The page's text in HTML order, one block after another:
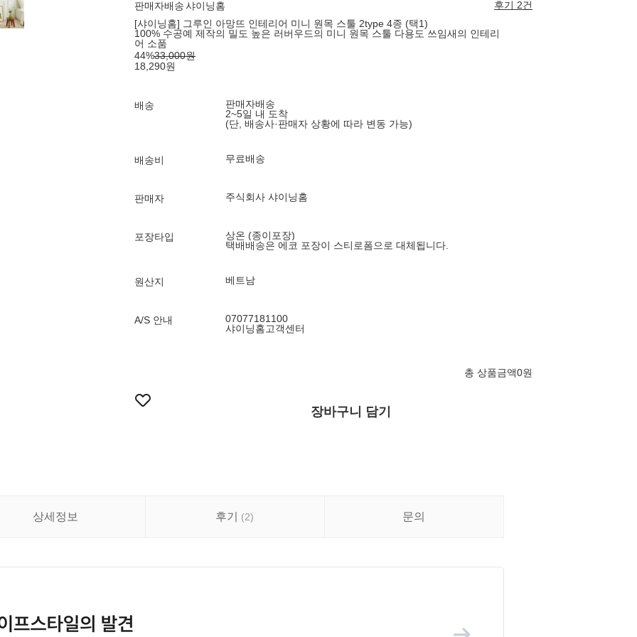
판매자배송샤이닝홈
후기 2건
[샤이닝홈] 그루인 아망뜨 인테리어 미니 원목 스툴 2type 4종 (택1)
100% 수공예 제작의 밀도 높은 러버우드의 미니 원목 스툴 다용도 쓰임새의 인테리
어 소품
44%33,000원
18,290원
배송
판매자배송
2~5일 내 도착
(단, 배송사·판매자 상황에 따라 변동 가능)
배송비 무료배송
판매자 주식회사 샤이닝홈
포장타입
상온 (종이포장)
택배배송은 에코 포장이 스티로폼으로 대체됩니다.
원산지 베트남
A/S 안내
07077181100
샤이닝홈고객센터
총 상품금액0원
장바구니 담기
상세정보 후기 (2) 문의